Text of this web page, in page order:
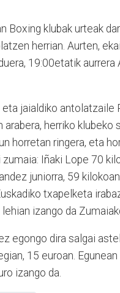
Boxing klubak urteak
herrian. Aurten,
19:00etatik aurrera
eta jaialdiko antolatzaile
arabera, herriko klubeko
horretan ringera, eta
zumaia: Iñaki Lope 70
juniorra, 59
txapelketa
izango da
egongo dira salgai
15 euroan.
izango da.